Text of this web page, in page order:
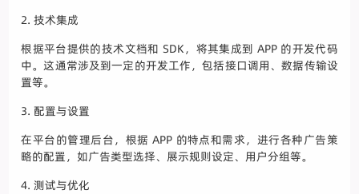
2. 技术集成
根据平台提供的技术文档和 SDK，将其集成到 APP 的开发代码
中。这通常涉及到一定的开发工作，包括接口调用、数据传输设
置等。
3. 配置与设置
在平台的管理后台，根据 APP 的特点和需求，进行各种广告策
略的配置，如广告类型选择、展示规则设定、用户分组等。
4. 测试与优化